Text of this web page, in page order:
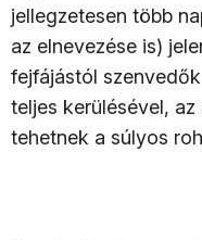
jellegzetesen több
az elnevezése is)
fejfájástól
teljes kerülésével,
tehetnek a súlyos